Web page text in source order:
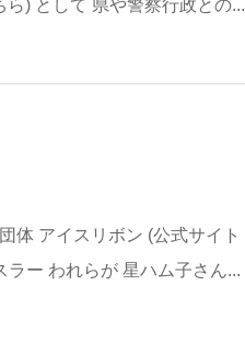
) として 県や警察行政との...
体 アイスリボン (公式サイト
ー われらが 星ハム子さん...